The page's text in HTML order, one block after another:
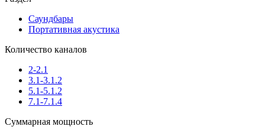
Саундбары
Портативная акустика
Количество каналов
2-2.1
3.1-3.1.2
5.1-5.1.2
7.1-7.1.4
Суммарная мощность